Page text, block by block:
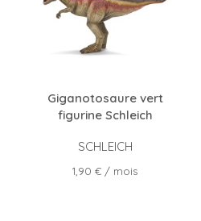
Giganotosaure vert
figurine Schleich
SCHLEICH
Prix
1,90 € / mois